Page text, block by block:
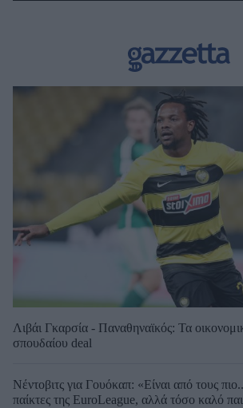
Λιβάι Γκαρσία - Παναθηναϊκός: Τα
σπουδαίου deal
Νέντοβιτς για Γουόκαπ: «Είναι από τους
παίκτες της EuroLeague, αλλά τόσο καλό